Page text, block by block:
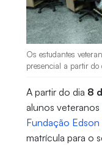
Os estudantes
presencial a partir do
A partir do dia 8
alunos veteranos
Fundação
matrícula para o